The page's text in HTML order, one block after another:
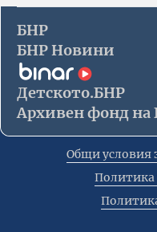
БНР
БНР Новини
Детското.БНР
Архивен фонд на
Общи условия
Политика